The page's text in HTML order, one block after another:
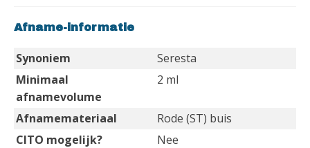
Afname-informatie
Synoniem
Seresta
Minimaal
afnamevolume
2 ml
Afnamemateriaal
Rode (ST) buis
CITO mogelijk?
Nee